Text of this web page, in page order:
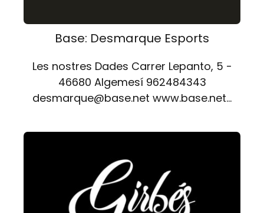
Base: Desmarque Esports
Les nostres Dades Carrer Lepanto, 5 -
46680 Algemesí 962484343
desmarque@base.net www.base.net…